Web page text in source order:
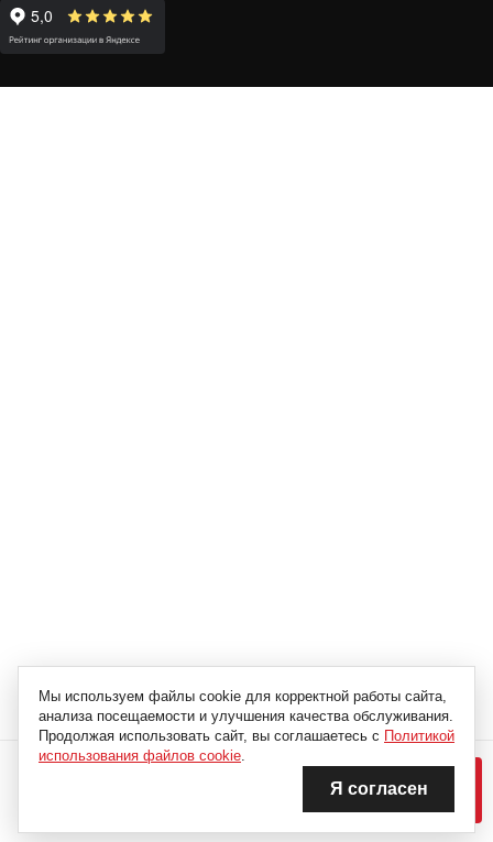
В КОРЗИНУ
Мы используем файлы cookie для корректной работы сайта,
анализа посещаемости и улучшения качества обслуживания.
Продолжая использовать сайт, вы соглашаетесь с Политикой
использования файлов cookie.
Я согласен